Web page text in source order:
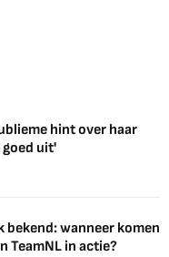
hint over haar
uit'
bekend: wanneer komen
TeamNL in actie?